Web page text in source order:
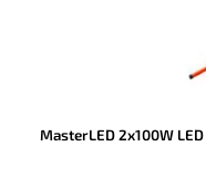
MasterLED 2x100W